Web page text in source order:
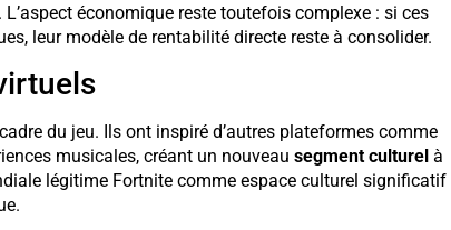
économique reste toutefois complexe : si ces
leur modèle de rentabilité directe reste à consolider.
du jeu. Ils ont inspiré d’autres plateformes comme
musicales, créant un nouveau segment culturel à
légitime Fortnite comme espace culturel significatif